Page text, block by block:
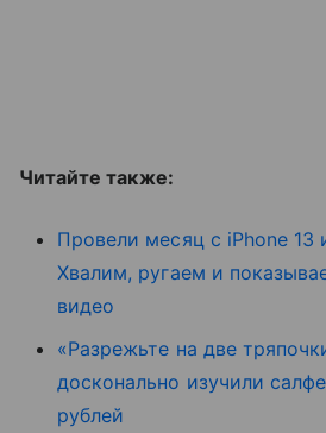
Читайте также:
Провели месяц с iPhone 13
Хвалим, ругаем и
видео
«Разрежьте на две
досконально изучили
рублей